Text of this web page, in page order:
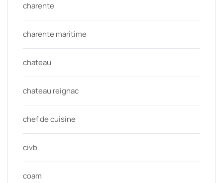
charente
charente maritime
chateau
chateau reignac
chef de cuisine
civb
coam